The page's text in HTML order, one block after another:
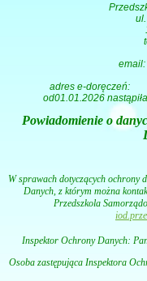
adres e-doręczeń:
od01.01.2026
Powiadomienie o
W sprawach dotyczących ochrony
Danych, z którym można
Przedszkola
Inspektor Ochrony Danych:
Osoba zastępująca Inspektora